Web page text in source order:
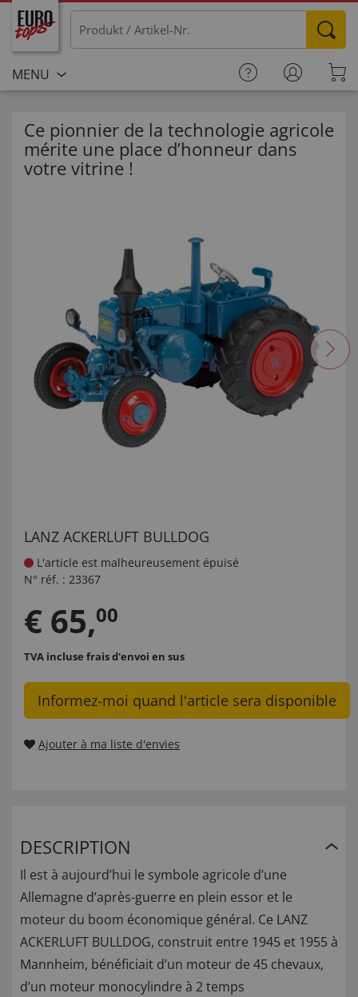
MENU
Ce pionnier de la technologie agricole
mérite une place d’honneur dans
votre vitrine !
LANZ ACKERLUFT BULLDOG
L'article est malheureusement épuisé
N° réf. : 23367
€ 65,00
TVA incluse frais d'envoi en sus
Informez-moi quand l'article sera disponible
Ajouter à ma liste d'envies
DESCRIPTION
Il est à aujourd’hui le symbole agricole d’une
Allemagne d’après-guerre en plein essor et le
moteur du boom économique général. Ce LANZ
ACKERLUFT BULLDOG, construit entre 1945 et 1955 à
Mannheim, bénéficiait d’un moteur de 45 chevaux,
d’un moteur monocylindre à 2 temps